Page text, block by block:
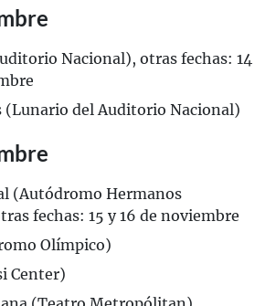
Nacional), otras fechas: 14
(Lunario del Auditorio Nacional)
(Autódromo Hermanos
fechas: 15 y 16 de noviembre
Olímpico)
Center)